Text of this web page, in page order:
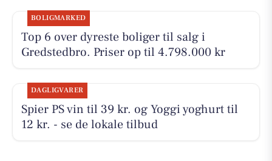
BOLIGMARKED
Top 6 over dyreste boliger til salg i
Gredstedbro. Priser op til 4.798.000 kr
DAGLIGVARER
Spier PS vin til 39 kr. og Yoggi yoghurt til
12 kr. - se de lokale tilbud